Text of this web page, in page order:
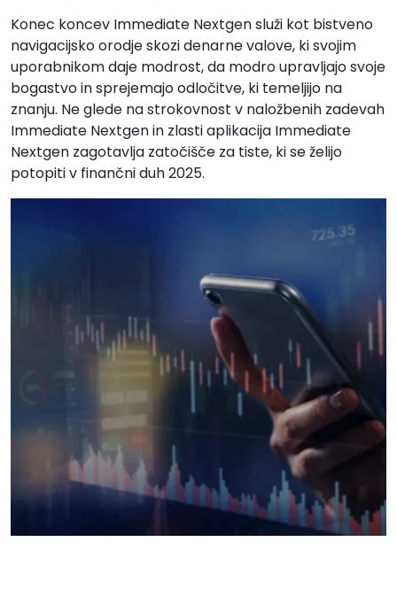
Konec koncev Immediate Nextgen služi kot bistveno
navigacijsko orodje skozi denarne valove, ki svojim
uporabnikom daje modrost, da modro upravljajo svoje
bogastvo in sprejemajo odločitve, ki temeljijo na
znanju. Ne glede na strokovnost v naložbenih zadevah
Immediate Nextgen in zlasti aplikacija Immediate
Nextgen zagotavlja zatočišče za tiste, ki se želijo
potopiti v finančni duh 2025.